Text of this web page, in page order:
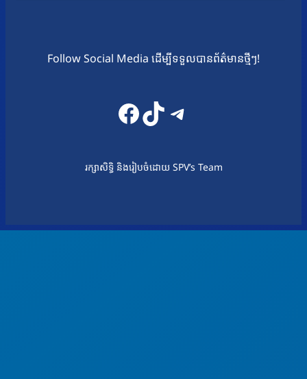
Follow Social Media ដើម្បីទទួលបានព័ត៌មានថ្មីៗ!
Facebook
TikTokTelegram
រក្សាសិទ្ធិ និងរៀបចំដោយ SPV’s Team